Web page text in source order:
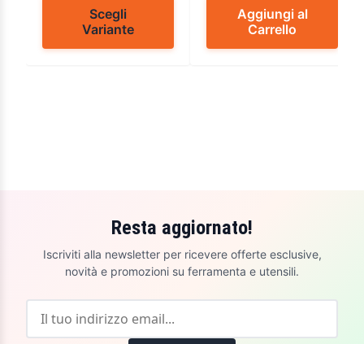
Scegli
Variante
Aggiungi al
Carrello
Resta aggiornato!
Iscriviti alla newsletter per ricevere offerte esclusive,
novità e promozioni su ferramenta e utensili.